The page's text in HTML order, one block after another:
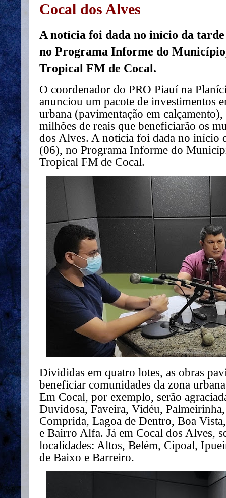
Cocal dos Alves
A notícia foi dada no início da
no Programa Informe do
Tropical FM de Cocal.
O coordenador do PRO Piauí na
anunciou um pacote de investimentos
urbana (pavimentação em
milhões de reais que beneficiarão os
dos Alves. A notícia foi dada no início
(06), no Programa Informe do
Tropical FM de Cocal.
Divididas em quatro lotes, as obras
beneficiar comunidades da zona
Em Cocal, por exemplo, serão
Duvidosa, Faveira, Vidéu,
Comprida, Lagoa de Dentro, Boa
e Bairro Alfa. Já em Cocal dos Alves,
localidades: Altos, Belém, Cipoal,
de Baixo e Barreiro.